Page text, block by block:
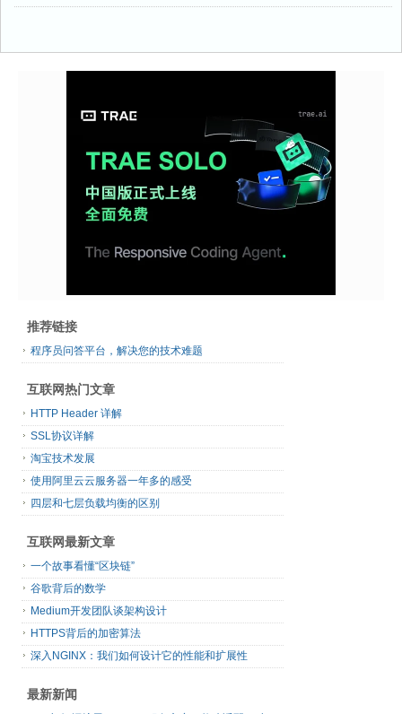
推荐链接
程序员问答平台，解决您的技术难题
互联网热门文章
HTTP Header 详解
SSL协议详解
淘宝技术发展
使用阿里云云服务器一年多的感受
四层和七层负载均衡的区别
互联网最新文章
一个故事看懂“区块链”
谷歌背后的数学
Medium开发团队谈架构设计
HTTPS背后的加密算法
深入NGINX：我们如何设计它的性能和扩展性
最新新闻